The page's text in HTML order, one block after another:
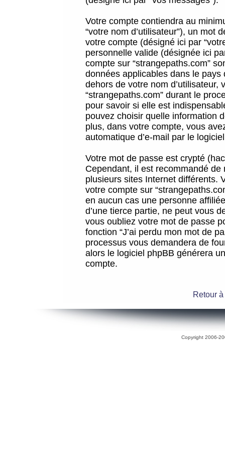
Votre compte contiendra au
“votre nom d’utilisateur”), un mot
votre compte (désigné ici par
personnelle valide (désignée ici
compte sur “strangepaths.com”
données applicables dans le
dehors de votre nom
“strangepaths.com” durant le
pour savoir si elle est
pouvez choisir quelle information
plus, dans votre compte, vous
automatique d’e-mail par le
Votre mot de passe est crypté
Cependant, il est recommandé
plusieurs sites Internet différents.
votre compte sur
en aucun cas une personne
d’une tierce partie, ne peut vous
vous oubliez votre mot de passe
fonction “J’ai perdu mon mot de
processus vous demandera de
alors le logiciel phpBB générera
compte.
Retour
Copyright 2006-